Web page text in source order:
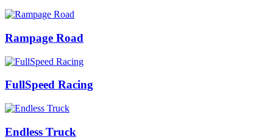
Rampage Road
FullSpeed Racing
Endless Truck